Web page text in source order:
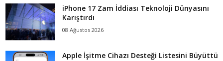
iPhone 17 Zam İddiası Teknoloji Dünyasını
Karıştırdı
08 Ağustos 2026
Apple İşitme Cihazı Desteği Listesini Büyüttü